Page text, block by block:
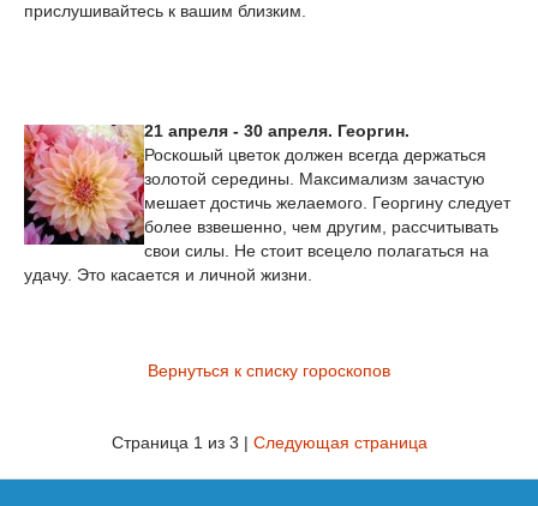
прислушивайтесь к вашим близким.
21 апреля - 30 апреля. Георгин.
Роскошый цветок должен всегда держаться
золотой середины. Максимализм зачастую
мешает достичь желаемого. Георгину следует
более взвешенно, чем другим, рассчитывать
свои силы. Не стоит всецело полагаться на
удачу. Это касается и личной жизни.
Вернуться к списку гороскопов
Страница 1 из 3 | Следующая страница